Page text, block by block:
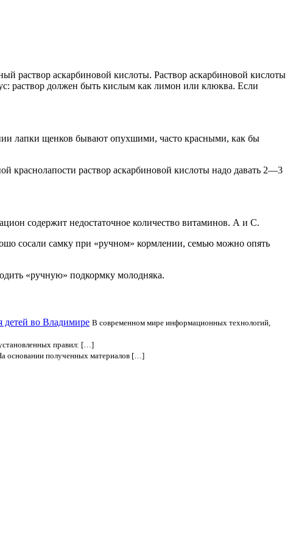
раствор аскарбиновой кислоты. Раствор аскарбиновой кислоты
раствор должен быть кислым как лимон или клюква. Если
лапки щенков бывают опухшими, часто красными, как бы
краснолапости раствор аскарбиновой кислоты надо давать 2—3
содержит недостаточное количество витаминов. А и С.
сосали самку при «ручном» кормлении, семью можно опять
«ручную» подкормку молодняка.
детей во Владимире В современном мире информационных технологий,
правил: […]
основании полученных материалов […]